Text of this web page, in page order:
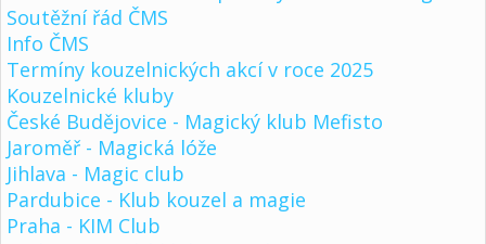
Soutěžní řád ČMS
Info ČMS
Termíny kouzelnických akcí v roce 2025
Kouzelnické kluby
České Budějovice - Magický klub Mefisto
Jaroměř - Magická lóže
Jihlava - Magic club
Pardubice - Klub kouzel a magie
Praha - KIM Club